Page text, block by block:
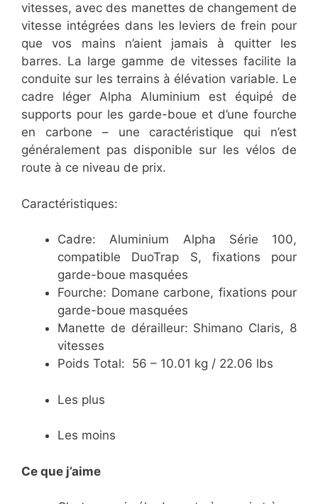
vitesses, avec des manettes de changement de
vitesse intégrées dans les leviers de frein pour
que vos mains n’aient jamais à quitter les
barres. La large gamme de vitesses facilite la
conduite sur les terrains à élévation variable. Le
cadre léger Alpha Aluminium est équipé de
supports pour les garde-boue et d’une fourche
en carbone – une caractéristique qui n’est
généralement pas disponible sur les vélos de
route à ce niveau de prix.
Caractéristiques:
Cadre: Aluminium Alpha Série 100,
compatible DuoTrap S, fixations pour
garde-boue masquées
Fourche: Domane carbone, fixations pour
garde-boue masquées
Manette de dérailleur: Shimano Claris, 8
vitesses
Poids Total: 56 – 10.01 kg / 22.06 lbs
Les plus
Les moins
Ce que j’aime